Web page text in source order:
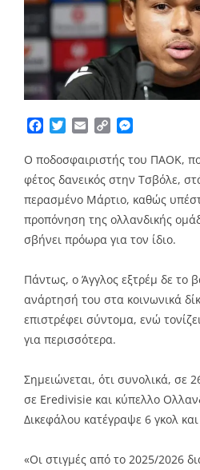
Facebook
TwitterEmailCopy
Ο ποδοσφαιριστής του ΠΑΟΚ,
φέτος δανεικός στην Τσβόλε,
περασμένο Μάρτιο, καθώς
προπόνηση της ολλανδικής
σβήνει πρόωρα για τον ίδιο.
Πάντως, ο Άγγλος εξτρέμ δε το
ανάρτησή του στα κοινωνικά
επιστρέφει σύντομα, ενώ
για περισσότερα.
Σημειώνεται, ότι συνολικά, σε
σε Eredivisie και κύπελλο
Δικεφάλου κατέγραψε 6 γκολ
«Οι στιγμές από το 2025/2026